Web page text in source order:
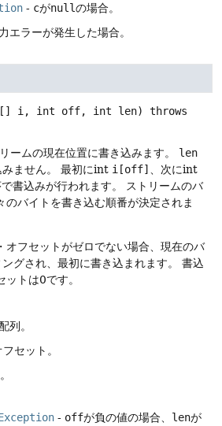
- cがnullの場合。
エラーが発生した場合。
i, int off, int len)
throws
ームの現在位置に書き込みます。
len
ません。
最初にint i[off]
、次にint
で書込みが行われます。
ストリームのバ
のバイトを書き込む順番が決定されま
オフセットがゼロでない場合、現在のバ
グされ、最初に書き込まれます。
書込
トは0です。
列。
セット。
- offが負の値の場合、 lenが